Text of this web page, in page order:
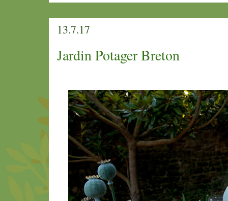
13.7.17
Jardin Potager Breton